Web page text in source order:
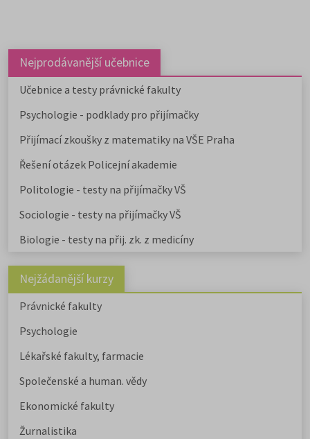
Nejprodávanější učebnice
Učebnice a testy právnické fakulty
Psychologie - podklady pro přijímačky
Přijímací zkoušky z matematiky na VŠE Praha
Řešení otázek Policejní akademie
Politologie - testy na přijímačky VŠ
Sociologie - testy na přijímačky VŠ
Biologie - testy na přij. zk. z medicíny
Nejžádanější kurzy
Právnické fakulty
Psychologie
Lékařské fakulty, farmacie
Společenské a human. vědy
Ekonomické fakulty
Žurnalistika